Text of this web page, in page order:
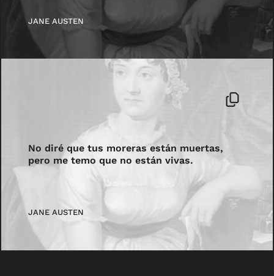
JANE AUSTEN
No diré que tus moreras están muertas,
pero me temo que no están vivas.
JANE AUSTEN